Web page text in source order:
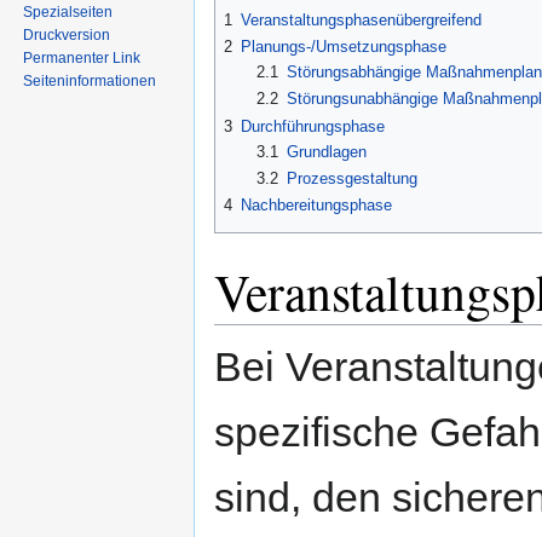
1 Veranstaltungsphasenübergreifend
2 Planungs-/Umsetzungsphase
2.1
Störungsabhängige
2.2 Störungsunabhängige
3 Durchführungsphase
3.1 Grundlagen
3.2
Prozessgestaltung
4 Nachbereitungsphase
Bei
spezifische
sind, den
Spezialseiten
Druckversion
Permanenter Link
Seiten­informationen